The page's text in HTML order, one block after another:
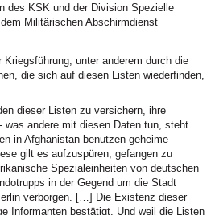
des KSK und der Division Spezielle
Militärischen Abschirmdienst
unter anderem durch die
die sich auf diesen Listen wiederfinden,
dieser Listen zu versichern, ihre
was andere mit diesen Daten tun, steht
in Afghanistan benutzen geheime
gilt es aufzuspüren, gefangen zu
Spezialeinheiten von deutschen
in der Gegend um die Stadt
verborgen. […] Die Existenz dieser
Informanten bestätigt. Und weil die Listen